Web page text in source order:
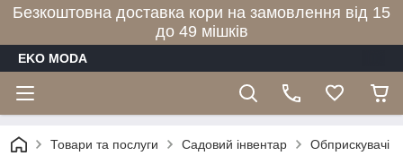
Безкоштовна доставка кори на замовлення від 15
до 49 мішків
EKO MODA
Товари та послуги Садовий інвентар Обприскувачі